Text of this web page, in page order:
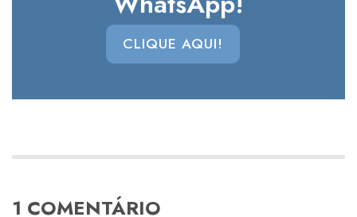
CLIQUE AQUI!
1 COMENTÁRIO